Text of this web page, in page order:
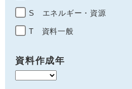
S エネルギー・資源
T 資料一般
資料作成年